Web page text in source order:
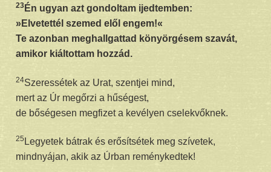
23 Én ugyan azt gondoltam ijedtemben:
»Elvetettél szemed elől engem!«
Te azonban meghallgattad könyörgésem szavát,
amikor kiáltottam hozzád.
24Szeressétek az Urat, szentjei mind,
mert az Úr megőrzi a hűségest,
de bőségesen megfizet a kevélyen cselekvőknek.
25 Legyetek bátrak és erősítsétek meg szívetek,
mindnyájan, akik az Úrban reménykedtek!